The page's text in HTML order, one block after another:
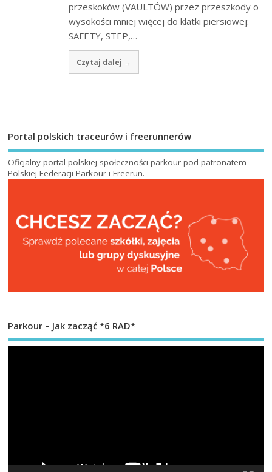
przeskoków (VAULTÓW) przez przeszkody o
wysokości mniej więcej do klatki piersiowej:
SAFETY, STEP,…
Czytaj dalej →
Portal polskich traceurów i freerunnerów
Oficjalny portal polskiej społeczności parkour pod patronatem
Polskiej Federacji Parkour i Freerun.
Parkour – Jak zacząć *6 RAD*